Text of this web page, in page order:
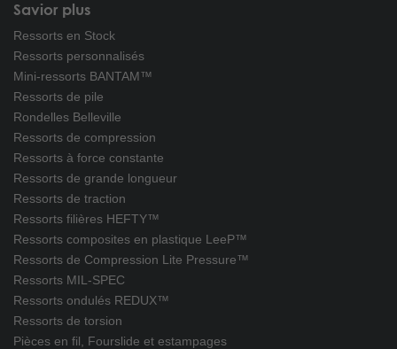
Savior plus
Ressorts en Stock
Ressorts personnalisés
Mini-ressorts BANTAM™
Ressorts de pile
Rondelles Belleville
Ressorts de compression
Ressorts à force constante
Ressorts de grande longueur
Ressorts de traction
Ressorts filières HEFTY™
Ressorts composites en plastique LeeP™
Ressorts de Compression Lite Pressure™
Ressorts MIL-SPEC
Ressorts ondulés REDUX™
Ressorts de torsion
Pièces en fil, Fourslide et estampages